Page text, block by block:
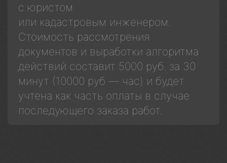
с юристом
или кадастровым инженером.
Стоимость рассмотрения
документов и выработки алгоритма
действий составит 5000 руб. за 30
минут (10000 руб — час) и будет
учтена как часть оплаты в случае
последующего заказа работ.